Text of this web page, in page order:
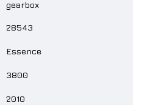
gearbox
28543
Essence
3800
2010